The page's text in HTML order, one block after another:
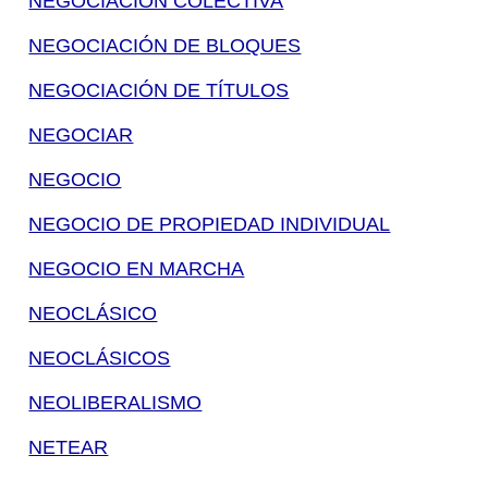
NEGOCIACIÓN DE BLOQUES
NEGOCIACIÓN DE TÍTULOS
NEGOCIAR
NEGOCIO
NEGOCIO DE PROPIEDAD INDIVIDUAL
NEGOCIO EN MARCHA
NEOCLÁSICO
NEOCLÁSICOS
NEOLIBERALISMO
NETEAR